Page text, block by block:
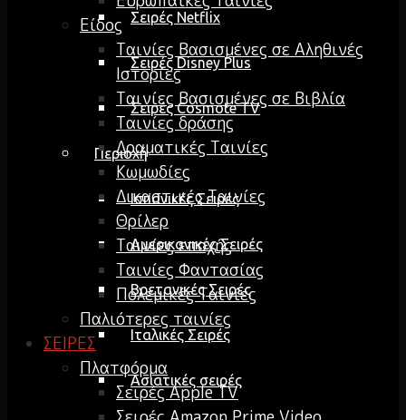
Σειρές Netflix
Σειρές Disney Plus
Σειρές Cosmote TV
Περιοχή
Ισπανικές Σειρές
Αμερικανικές Σειρές
Βρετανικές Σειρές
Ιταλικές Σειρές
Ασιατικές σειρές
Είδος
Ταινίες Βασισμένες σε Αληθινές
Ιστορίες
Ταινίες Βασισμένες σε Βιβλία
Ταινίες δράσης
Δραματικές Ταινίες
Κωμωδίες
Δικαστικές Ταινίες
Θρίλερ
Ταινίες εποχής
Ταινίες Φαντασίας
Πολεμικές Ταινίες
Παλιότερες ταινίες
ΣΕΙΡΕΣ
Πλατφόρμα
Σειρές Apple TV